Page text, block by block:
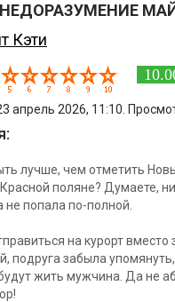
Кэти
апрель 2026, 11:10.
лучше, чем отметить
поляне? Думаете,
не попала по-полной.
на курорт вместо
подруга забыла
жить мужчина. Да не